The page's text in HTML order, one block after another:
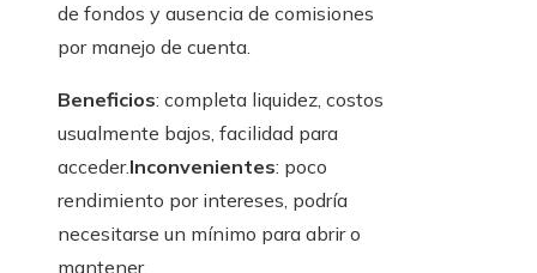
de fondos y ausencia de comisiones
por manejo de cuenta.
Beneficios: completa liquidez, costos
usualmente bajos, facilidad para
acceder.Inconvenientes: poco
rendimiento por intereses, podría
necesitarse un mínimo para abrir o
mantener.